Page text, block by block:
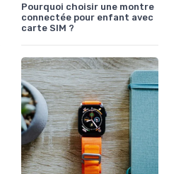
Pourquoi choisir une montre
connectée pour enfant avec
carte SIM ?